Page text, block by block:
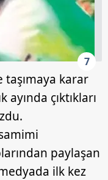
7
karar
çıktıkları
paylaşan
ilk kez